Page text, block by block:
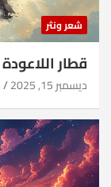
شعر ونثر
قطار
ديسمبر 15, 2025